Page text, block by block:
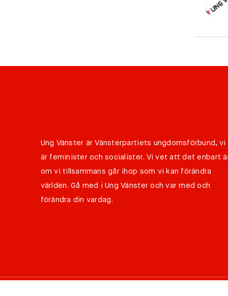
Ung Vänster är Vänsterpartiets ungdomsförbund, vi
är feminister och socialister. Vi vet att det enbart
om vi tillsammans går ihop som vi kan förändra
världen. Gå med i Ung Vänster och var med och
förändra din vardag.